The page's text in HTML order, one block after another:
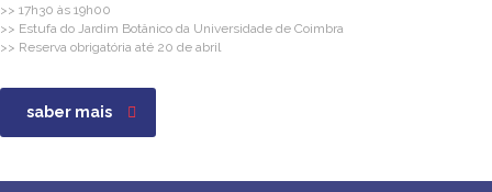
>> 17h30 às 19h00
>> Estufa do Jardim Botânico da Universidade de Coimbra
>> Reserva obrigatória até 20 de abril
saber mais